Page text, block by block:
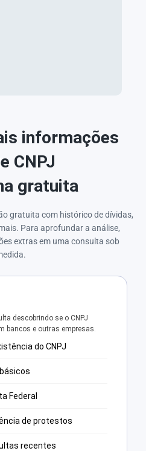
informações
CNPJ
gratuita
gratuita com histórico de dívidas,
Para aprofundar a análise,
extras em uma consulta sob
descobrindo se o CNPJ
bancos e outras empresas.
do CNPJ
Federal
de protestos
recentes